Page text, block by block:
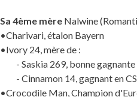
Sa 4ème mère Nalwine
•Charivari, étalon Bayern
•Ivory 24, mère de :
- Saskia 269, bonne gagnante
- Cinnamon 14, gagnant en
•Crocodile Man, Champion